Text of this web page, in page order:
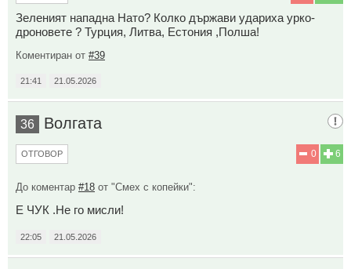
Зеленият нападна Нато? Колко държави удариха урко-
дроновете ? Турция, Литва, Естония ,Полша!
Коментиран от #39
21:41 21.05.2026
36 Волгата
6
0
ОТГОВОР
До коментар #18 от "Смех с копейки":
Е ЧУК .Не го мисли!
22:05 21.05.2026